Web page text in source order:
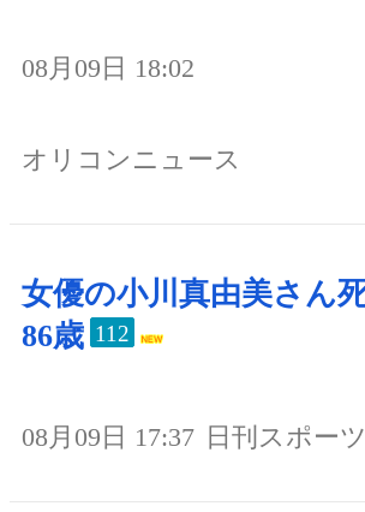
08月09日 18:02
オリコンニュース
女優の小川真由美さん
86歳 112
08月09日 17:37 日刊スポーツ